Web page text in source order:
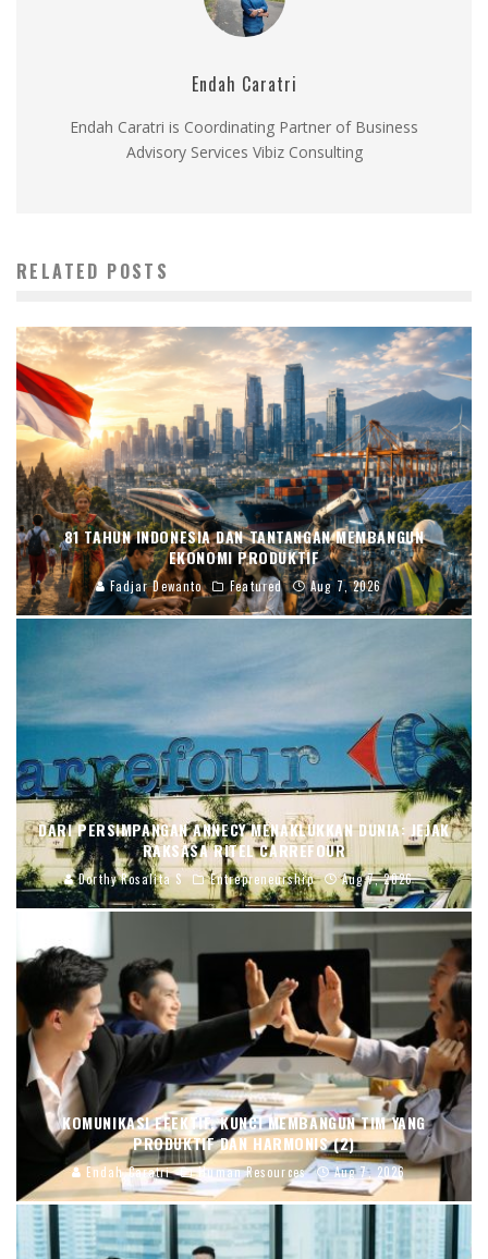
Endah Caratri
Endah Caratri is Coordinating Partner of Business
Advisory Services Vibiz Consulting
RELATED POSTS
81 TAHUN INDONESIA DAN TANTANGAN MEMBANGUN
EKONOMI PRODUKTIF
Fadjar Dewanto Featured Aug 7, 2026
DARI PERSIMPANGAN ANNECY MENAKLUKKAN DUNIA: JEJAK
RAKSASA RITEL CARREFOUR
Dorthy Rosalita S Entrepreneurship Aug 7, 2026
KOMUNIKASI EFEKTIF, KUNCI MEMBANGUN TIM YANG
PRODUKTIF DAN HARMONIS (2)
Endah Caratri Human Resources Aug 7, 2026